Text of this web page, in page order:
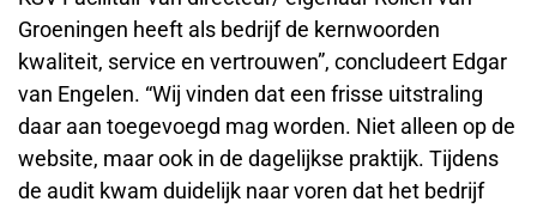
Groeningen heeft als bedrijf de kernwoorden
kwaliteit, service en vertrouwen”, concludeert Edgar
van Engelen. “Wij vinden dat een frisse uitstraling
daar aan toegevoegd mag worden. Niet alleen op de
website, maar ook in de dagelijkse praktijk. Tijdens
de audit kwam duidelijk naar voren dat het bedrijf